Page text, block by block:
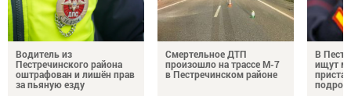
Водитель из
Пестречинского района
оштрафован и лишён прав
за пьяную езду
Смертельное ДТП
произошло на трассе М-7
в Пестречинском районе
В
ищут